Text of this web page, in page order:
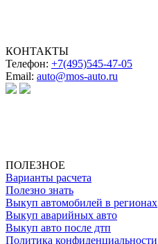
КОНТАКТЫ
Телефон: +7(495)545-47-05
Email: auto@mos-auto.ru
ПОЛЕЗНОЕ
Варианты расчета
Полезно знать
Выкуп автомобилей в регионах
Выкуп аварийных авто
Выкуп авто после дтп
Политика конфиденциальности